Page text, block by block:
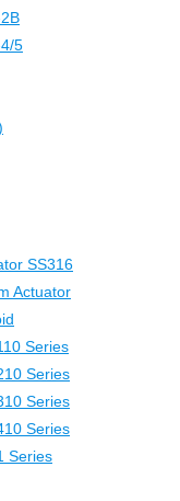
5
SS316
Actuator
Series
Series
Series
Series
Series